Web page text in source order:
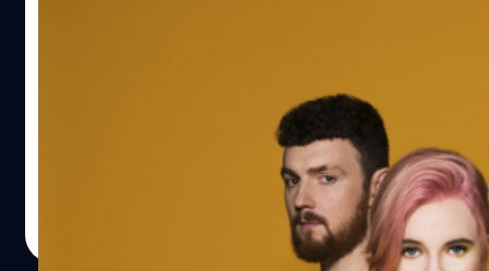
มด้วย ‘วณิพก’ เป็นบทเพลงดังจากอัลบั้มนี้ที่ส่งผลให้คาราบา
วเป็นที่รู้จักในหมู่คนฟังในวงกว้าง แอ๊ด…
การดูคอนเสิร์ตถือได้ว่าเป็นการพักผ่อนที่ดีอย่างหนึ่ง ซึ่ง
นอกจากจะช่วยให้คลายความเหนื่อยล้าจากการทำงานแล้ว
อาจยังช่วยสร้างแรงบันดาลใจดีๆให้เราอยากจะลุกขึ้นมาสร้าง
สรรค์อะไรใหม่ๆให้กับชีวิตได้ สำหรับในช่วงปลายเดือน
สิงหาคมนั้น มีคอนเสิรืตที่น่าดูอยู่พอสมควรเลยทั้งศิลปินสาย
แมส สายอินดี้จากทั้งในและต่างประเทศ วันนี้ผมได้คัดสรรมา
ฝากเผื่อเพื่อนๆคนไหนสนใจ จะได้ไปสัมผัสแรงบันดาลใจดีๆ